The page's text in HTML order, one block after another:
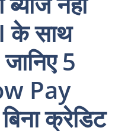
के साथ
5
Pay
क्रेडिट